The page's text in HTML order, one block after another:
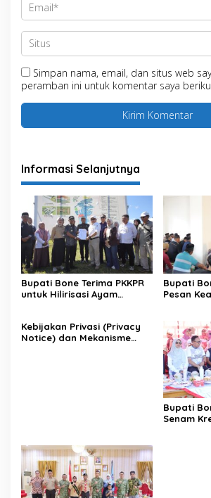
Simpan nama, email, dan situs web
peramban ini untuk komentar saya
Informasi Selanjutnya
Bupati Bone Terima PKKPR
untuk Hilirisasi Ayam
Bupati
Pesan
Kebijakan Privasi (Privacy
Notice) dan Mekanisme
Bupati
Senam